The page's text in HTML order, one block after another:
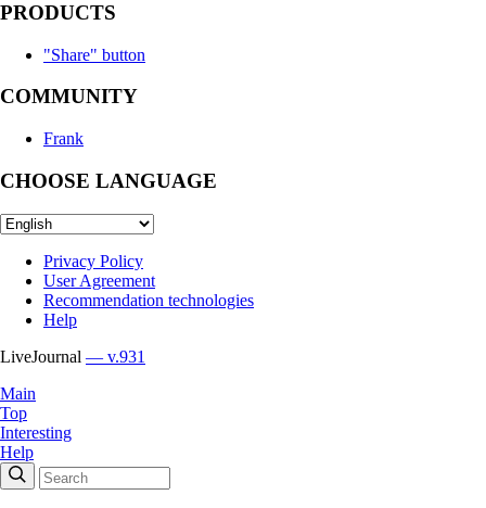
PRODUCTS
"Share" button
COMMUNITY
Frank
CHOOSE LANGUAGE
Privacy Policy
User Agreement
Recommendation technologies
Help
LiveJournal — v.931
Main
Top
Interesting
Help